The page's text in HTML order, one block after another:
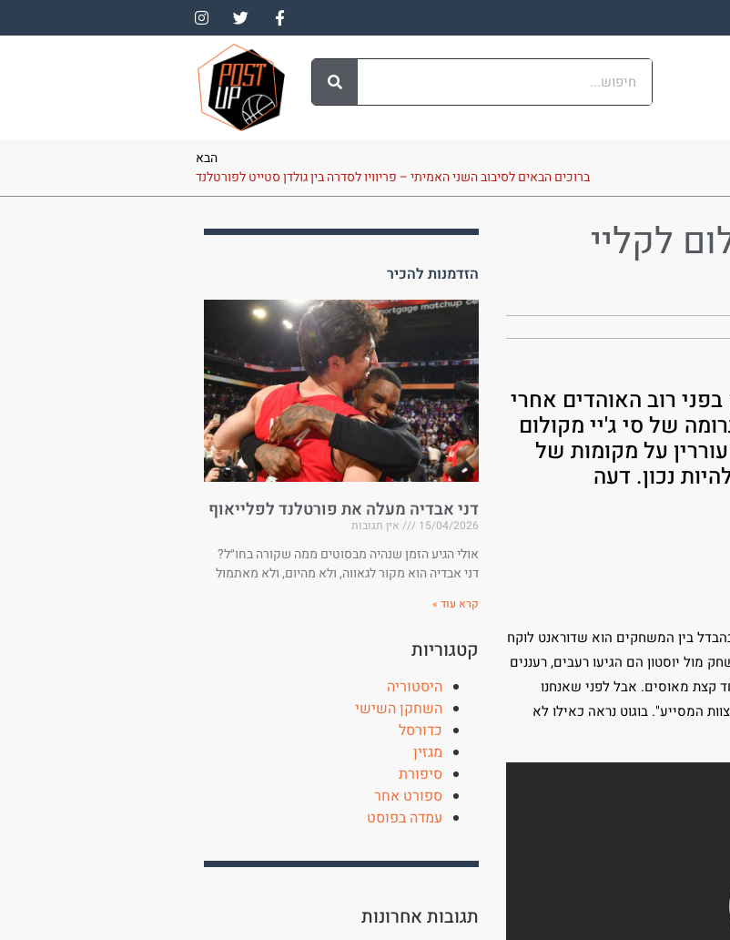
הבא
ברוכים הבאים לסיבוב השני האמיתי – פריוויו לסדרה בין גולדן סטייט לפורטלנד
לקליי
רוב האוהדים אחרי
של סי ג'יי מקולום
על מקומות של
בין המשחקים הוא שדוראנט לוקח
יוסטון הם הגיעו רעבים, רעננים
קצת מאוסים. אבל לפני שאנחנו
המסייע". בוגוט נראה כאילו לא
הזדמנות להכיר
דני אבדיה מעלה את פורטלנד לפלייאוף
15/04/2026 אין תגובות
אולי הגיע הזמן שנהיה מבסוטים ממה שקורה בחו״ל?
דני אבדיה הוא מקור לגאווה, ולא מהיום, ולא מאתמול
קרא עוד »
קטגוריות
היסטוריה
השחקן השישי
כדורסל
מגזין
סיפורת
ספורט אחר
עמדה בפוסט
תגובות אחרונות